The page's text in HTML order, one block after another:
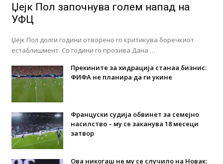
Џејк Пол започнува голем напад на
УФЦ
Џејк Пол долги години отворено го критикува боречкиот
естаблишмент. Со години го прозива Дана …
Прекините за хидрација станаа бизнис:
ФИФА не планира да ги укине
Француски судија обвинет за семејно
насилство – му се заканува 18 месеци
затвор
Ова никогаш не му се случило на Новак: